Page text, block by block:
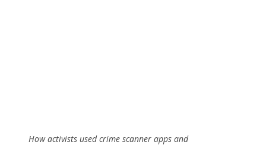
How activists used crime scanner apps and